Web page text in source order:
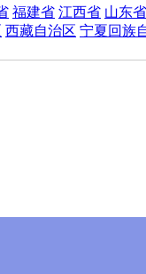
福建省 江西省 山东省
西藏自治区 宁夏回族